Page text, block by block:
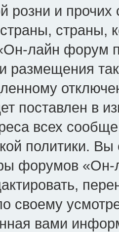
розни и
страны,
лайн форум
размещения
поставлен в
всех
политики.
форумов
своему
вами